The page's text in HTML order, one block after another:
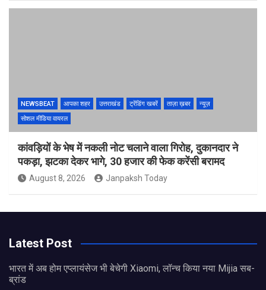
NEWSBEAT आपका शहर उत्तराखंड ट्रेंडिंग खबरें ताज़ा ख़बर
न्यूज़
सोशल मीडिया वायरल
कांवड़ियों के भेष में नकली नोट चलाने वाला गिरोह, दुकानदार ने
पकड़ा, झटका देकर भागे, 30 हजार की फेक करेंसी बरामद
August 8, 2026 Janpaksh Today
Latest Post
भारत में अब होम एप्लायंसेज भी बेचेगी Xiaomi, लॉन्च किया नया Mijia सब-
ब्रांड